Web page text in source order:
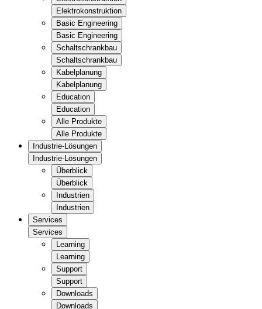
Elektrokonstruktion
Basic Engineering
Basic Engineering
Schaltschrankbau
Schaltschrankbau
Kabelplanung
Kabelplanung
Education
Education
Alle Produkte
Alle Produkte
Industrie-Lösungen
Industrie-Lösungen
Überblick
Überblick
Industrien
Industrien
Services
Services
Learning
Learning
Support
Support
Downloads
Downloads